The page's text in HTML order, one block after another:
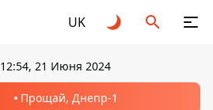
UK
12:54, 21 Июня 2024
Прощай, Днепр-1